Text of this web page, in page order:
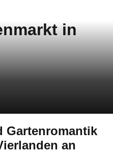
in
Gartenromantik
an